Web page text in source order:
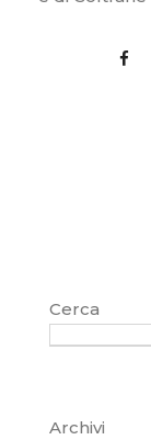
Cerca
Archivi